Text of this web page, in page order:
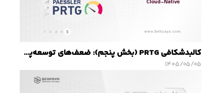
کالبدشکافی PRTG (بخش پنجم): ضعف‌های توسعه‌پذیری؛ چالش‌های PRTG در محیط‌های DevOps و Cloud-Native
۱۴۰۵/۰۵/۰۵